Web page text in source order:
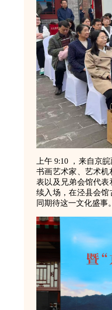
上午 9:10 ，来自京
书画艺术家、艺术
表以及兄弟会馆代表
续入场，在泾县会
同期待这一文化盛事。